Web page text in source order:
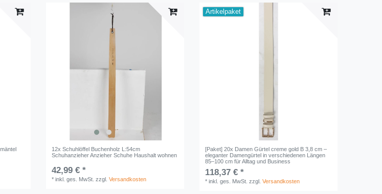
12x Schuhlöffel Buchenholz L:54cm
Schuhanzieher Anzieher Schuhe Haushalt wohnen
42,99 € *
*inkl. ges. MwSt. zzgl.Versandkosten
Artikelpaket
[Paket] 20x Damen Gürtel creme gold B 3,8 cm –
eleganter Damengürtel in verschiedenen Längen
85–100 cm für Alltag und Business
118,37 € *
*inkl. ges. MwSt. zzgl.Versandkosten